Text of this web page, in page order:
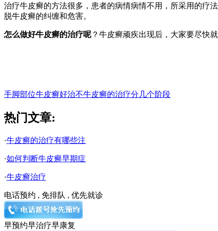
治疗牛皮癣的方法很多，患者的病情病情不用，所采用的疗
脱牛皮癣的纠缠和危害。
怎么做好牛皮癣的治疗呢？牛皮癣顽疾出现后，大家要尽快
手脚部位牛皮癣好治不牛皮癣的治疗分几个阶段
热门文章:
·牛皮癣的治疗有哪些注
·如何判断牛皮癣早期症
·牛皮癣治疗
电话预约 , 免排队 , 优先就诊
早预约早治疗早康复